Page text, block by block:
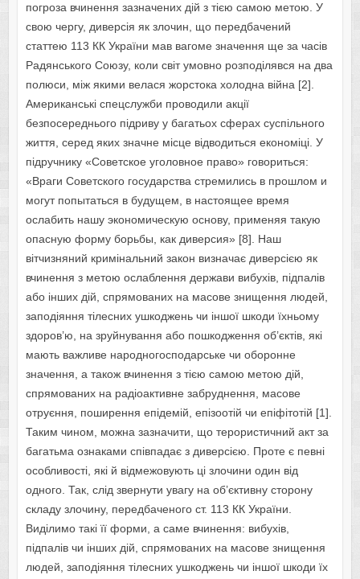
погроза вчинення зазначених дій з тією самою метою. У
свою чергу, диверсія як злочин, що передбачений
статтею 113 КК України мав вагоме значення ще за часів
Радянського Союзу, коли світ умовно розподілявся на два
полюси, між якими велася жорстока холодна війна [2].
Американські спецслужби проводили акції
безпосереднього підриву у багатьох сферах суспільного
життя, серед яких значне місце відводиться економіці. У
підручнику «Советское уголовное право» говориться:
«Враги Советского государства стремились в прошлом и
могут попытаться в будущем, в настоящее время
ослабить нашу экономическую основу, применяя такую
опасную форму борьбы, как диверсия» [8]. Наш
вітчизняний кримінальний закон визначає диверсією як
вчинення з метою ослаблення держави вибухів, підпалів
або інших дій, спрямованих на масове знищення людей,
заподіяння тілесних ушкоджень чи іншої шкоди їхньому
здоров’ю, на зруйнування або пошкодження об’єктів, які
мають важливе народногосподарське чи оборонне
значення, а також вчинення з тією самою метою дій,
спрямованих на радіоактивне забруднення, масове
отруєння, поширення епідемій, епізоотій чи епіфітотій [1].
Таким чином, можна зазначити, що терористичний акт за
багатьма ознаками співпадає з диверсією. Проте є певні
особливості, які й відмежовують ці злочини один від
одного. Так, слід звернути увагу на об’єктивну сторону
складу злочину, передбаченого ст. 113 КК України.
Виділимо такі її форми, а саме вчинення: вибухів,
підпалів чи інших дій, спрямованих на масове знищення
людей, заподіяння тілесних ушкоджень чи іншої шкоди їх